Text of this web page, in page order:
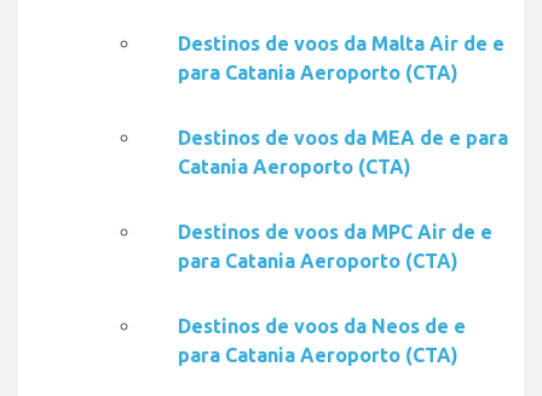
Destinos de voos da Malta Air de e
para Catania Aeroporto (CTA)
Destinos de voos da MEA de e para
Catania Aeroporto (CTA)
Destinos de voos da MPC Air de e
para Catania Aeroporto (CTA)
Destinos de voos da Neos de e
para Catania Aeroporto (CTA)